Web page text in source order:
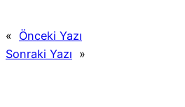
« Önceki Yazı
Sonraki Yazı »